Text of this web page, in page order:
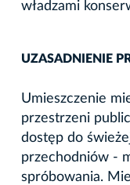
władzami
UZASADNIENIE
Umieszczenie
przestrzeni
dostęp do
przechodniów -
spróbowania.